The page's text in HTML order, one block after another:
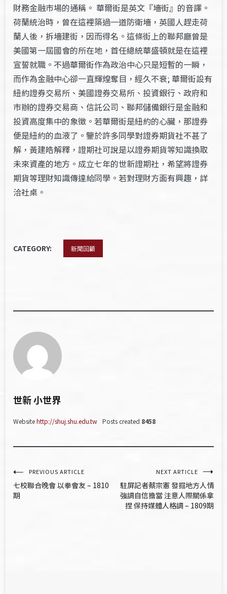
財務金融市場的通稱。 華爾街是英文『墻街』的音譯。
荷蘭統治時，曾在這裡築過一道防衛墻，英國人趕走荷
蘭人後，拆墻建街，因而得名。這條街上的聯邦廳曾是
美國第一屆國會的所在地，首任總統華盛頓就是在這裡
宣誓就職。不過華爾街作為政治中心只是短暫的一瞬，
而作為金融中心卻一直輝煌奪目，經久不衰; 華爾街設有
紐約證券交易所、美國證券交易所、投資銀行、政府和
市辦的證券交易商、信託公司、聯邦儲備銀行是金融和
投資高度集中的象徵。若華爾街是紐約的心臟，那證券
便是紐約的血液了。鑒於許多同學對證券期貨社不甚了
解，黃建皓解釋，證期社可說是以證券期貨等知識換取
未來資產的地方。成立七年的世新證期社，希望將證券
期貨等理財知識傳達給同學。若對理財方面有興趣，詳
洽社桌。
CATEGORY: 新聞回顧
世新 小世界
Websitehttp://shuj.shu.edu.tw Posts created 8458
文
章
PREVIOUS ARTICLE
七校聯合晚會 以拳會友 – 1810
期
NEXT ARTICLE
駐屏記者蔡宗憲 發掘地方人情
強調自信擔當 注意人際關係拿
捏 保持媒體人格調 – 1809期